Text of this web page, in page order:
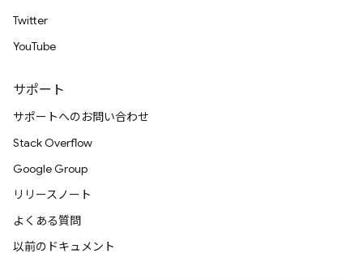
Twitter
YouTube
サポート
サポートへのお問い合わせ
Stack Overflow
Google Group
リリースノート
よくある質問
以前のドキュメント